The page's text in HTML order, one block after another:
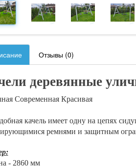
Отзывы (0)
деревянные
Современная Красивая
качель имеет одну на цепях
ремнями и защитным
- 2860 мм